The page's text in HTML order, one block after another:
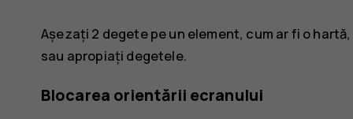
Așezați 2 degete pe un element, cum ar fi o
sau apropiați degetele.
Blocarea orientării ecranului